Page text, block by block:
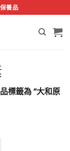
養品
標籤為 “大和原